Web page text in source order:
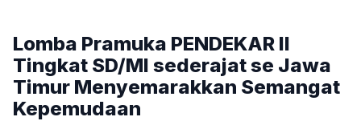
Lomba Pramuka PENDEKAR II
Tingkat SD/MI sederajat se Jawa
Timur Menyemarakkan Semangat
Kepemudaan